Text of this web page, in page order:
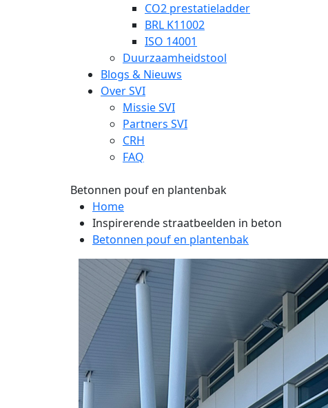
CO2 prestatieladder
BRL K11002
ISO 14001
Duurzaamheidstool
Blogs & Nieuws
Over SVI
Missie SVI
Partners SVI
CRH
FAQ
Betonnen pouf en plantenbak
Home
Inspirerende straatbeelden in beton
Betonnen pouf en plantenbak